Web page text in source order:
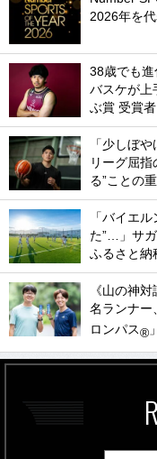
2026年を
38歳でも進
バスケが上
ぶ賞 受賞者
「少しぼ
リーグ屈指
る”ことの
「バイエ
た”…」サ
ふるさと納
《山の神
名ランナー
ロンパス®